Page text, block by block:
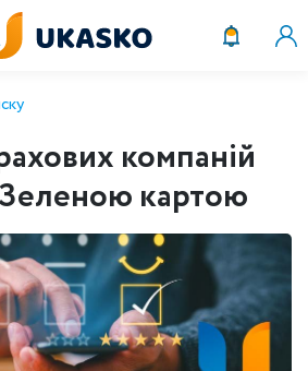
компаній
картою